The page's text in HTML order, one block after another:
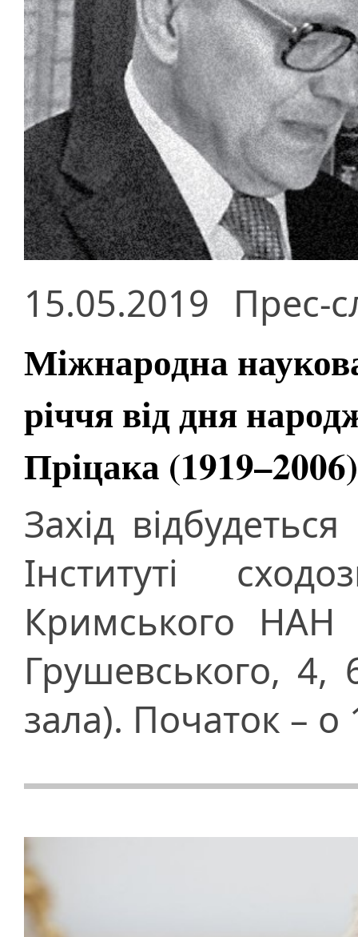
15.05.2019 Прес-
Міжнародна
річчя від дня
Пріцака
Захід
Інституті
Кримського НАН
Грушевського, 4,
зала). Початок – о